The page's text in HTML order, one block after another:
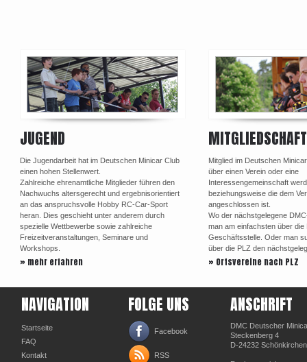
JUGEND
Die Jugendarbeit hat im Deutschen Minicar Club
einen hohen Stellenwert.
Zahlreiche ehrenamtliche Mitglieder führen den
Nachwuchs altersgerecht und ergebnisorientiert
an das anspruchsvolle Hobby RC-Car-Sport
heran. Dies geschieht unter anderem durch
spezielle Wettbewerbe sowie zahlreiche
Freizeitveranstaltungen, Seminare und
Workshops.
» mehr erfahren
MITGLIEDSCHAFT
Mitglied im Deutschen
über einen Verein oder eine
Interessengemeinschaft
beziehungsweise die dem
angeschlossen ist.
Wo der nächstgelegene
man am einfachsten über die
Geschäftsstelle. Oder man
über die PLZ den
» Ortsvereine nach PLZ
NAVIGATION
Startseite
FAQ
Kontakt
FOLGE UNS
Facebook
RSS
ANSCHRIFT
DMC Deutscher
Steckenberg 4
D-24232 Schönkirchen